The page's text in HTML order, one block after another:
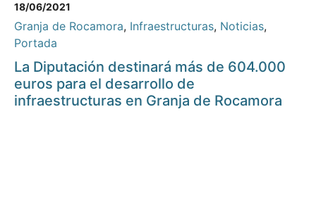
18/06/2021
Granja de Rocamora, Infraestructuras, Noticias,
Portada
La Diputación destinará más de 604.000
euros para el desarrollo de
infraestructuras en Granja de Rocamora